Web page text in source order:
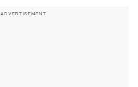
ADVERTISEMENT